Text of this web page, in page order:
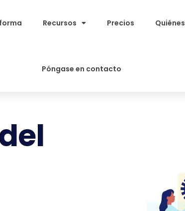
Recursos Precios
Póngase en contacto